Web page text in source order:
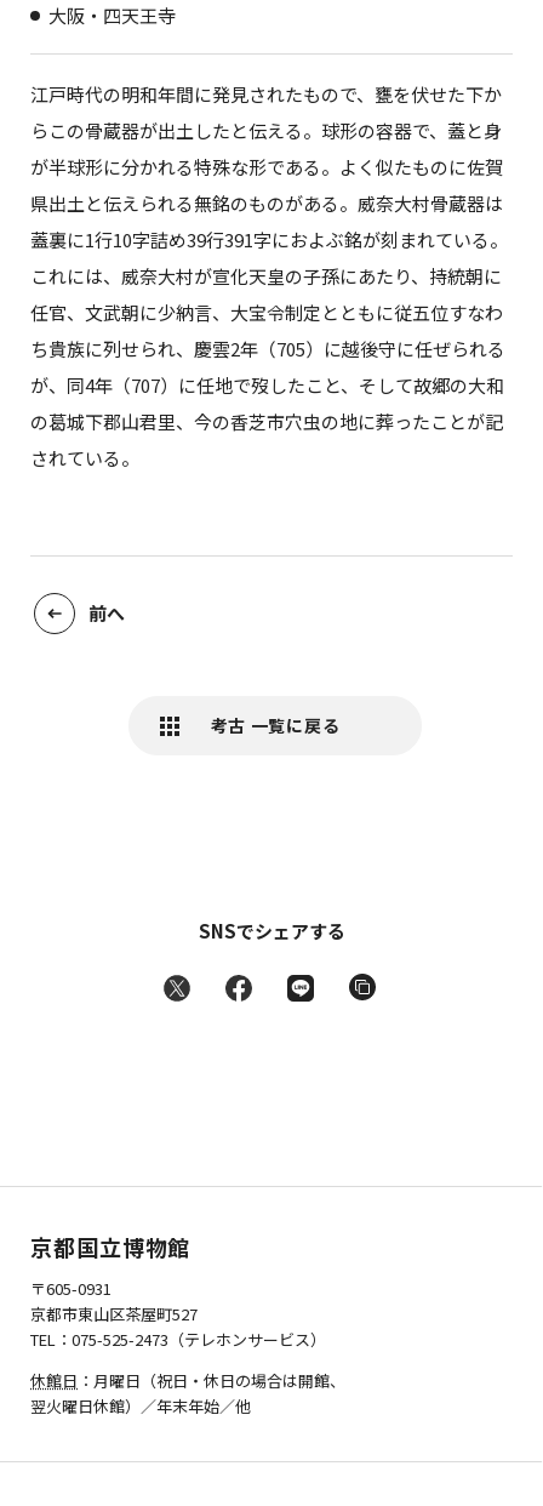
大阪・四天王寺
江戸時代の明和年間に発見されたもので、甕を伏せた下か
らこの骨蔵器が出土したと伝える。球形の容器で、蓋と身
が半球形に分かれる特殊な形である。よく似たものに佐賀
県出土と伝えられる無銘のものがある。威奈大村骨蔵器は
蓋裏に1行10字詰め39行391字におよぶ銘が刻まれている。
これには、威奈大村が宣化天皇の子孫にあたり、持統朝に
任官、文武朝に少納言、大宝令制定とともに従五位すなわ
ち貴族に列せられ、慶雲2年（705）に越後守に任ぜられる
が、 同4年（707） に任地で歿したこと、そして故郷の大和
の葛城下郡山君里、今の香芝市穴虫の地に葬ったことが記
されている。
前へ
考古 一覧に戻る
SNSでシェアする
京都国立博物館
〒605-0931
京都市東山区茶屋町527
TEL：075-525-2473（テレホンサービス）
休館日 ：月曜日（祝日・休日の場合は開館、
翌火曜日休館）／年末年始／他